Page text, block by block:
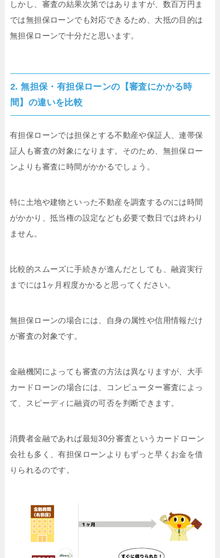
しかし、審査の結果次第ではありますが、数百万円ま
では無担保ローンでも対応できるため、大抵の目的は
無担保ローンで十分だと思います。
2. 無担保・有担保ローンの【審査にかかる時
間】の違いを比較
有担保ローンでは担保とする不動産や保証人、連帯保
証人も審査の対象になります。そのため、無担保ロー
ンよりも審査に時間がかかるでしょう。
特に土地や建物といった不動産を調査するのには時間
がかかり、抵当権の設定なども必要で数日では終わり
ません。
比較的スムーズに手続きが進んだとしても、融資実行
までには1ヶ月程度かかると思ってください。
無担保ローンの場合には、自身の属性や信用情報だけ
が審査の対象です。
金融機関によっても審査の方法は異なりますが、大手
カードローンの場合には、コンピューター審査によっ
て、スピーディに融資の可否を判断できます。
消費者金融であれば最短30分審査というカードローン
会社も多く、有担保ローンよりもずっと早くお金を借
りられるのです。